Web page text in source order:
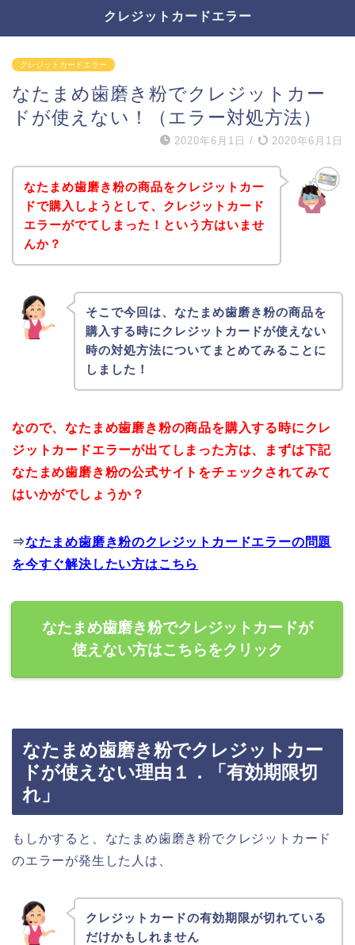
クレジットカードエラー
クレジットカードエラー
なたまめ歯磨き粉でクレジットカー
ドが使えない！（エラー対処方法）
2020年6月1日 / 2020年6月1日
なたまめ歯磨き粉の商品をクレジットカー
ドで購入しようとして、クレジットカード
エラーがでてしまった！という方はいませ
んか？
そこで今回は、なたまめ歯磨き粉の商品を
購入する時にクレジットカードが使えない
時の対処方法についてまとめてみることに
しました！
なので、なたまめ歯磨き粉の商品を購入する時にクレ
ジットカードエラーが出てしまった方は、まずは下記
なたまめ歯磨き粉の公式サイトをチェックされてみて
はいかがでしょうか？
⇒なたまめ歯磨き粉のクレジットカードエラーの問題
を今すぐ解決したい方はこちら
なたまめ歯磨き粉でクレジットカードが
使えない方はこちらをクリック
なたまめ歯磨き粉でクレジットカー
ドが使えない理由１．「有効期限切
れ」
もしかすると、なたまめ歯磨き粉でクレジットカード
のエラーが発生した人は、
クレジットカードの有効期限が切れている
だけかもしれません